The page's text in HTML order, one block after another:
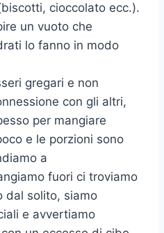
cioccolato ecc.).
un vuoto che
lo fanno in modo
gregari e non
con gli altri,
per mangiare
e le porzioni sono
a
fuori ci troviamo
dal solito, siamo
e avvertiamo